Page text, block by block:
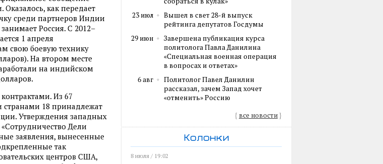
как передает
среди партнеров Индии
Россия. С 2012–
1 апреля
свою боевую технику
На втором месте
на индийском
Из 67
18 принадлежат
Утверждения западных
Дели
заявления, вынесенные
так
центров США,
23 июл
Вышел в свет 28-й выпуск
рейтинга депутатов Госдумы
29 июн
Завершена публикация курса
политолога Павла Данилина
«Специальная военная операция
в вопросах и ответах»
6 авг
Политолог Павел Данилин
рассказал, зачем Запад хочет
«отменить» Россию
{ все новости}
Колонки
8 июля / 19:02